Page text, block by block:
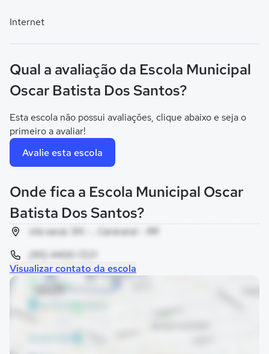
Internet
Qual a avaliação da Escola Municipal
Oscar Batista Dos Santos?
Esta escola não possui avaliações, clique abaixo e seja o
primeiro a avaliar!
Avalie esta escola
Onde fica a Escola Municipal Oscar
Batista Dos Santos?
vila sacai, SN - , Caracaraí - RR
(95) 4400-7221
Visualizar contato da escola